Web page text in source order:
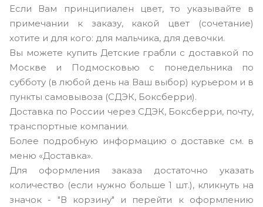
Если Вам принципиален цвет, то указывайте в
примечании к заказу, какой цвет (сочетание)
хотите и для кого: для мальчика, для девочки.
Вы можете купить Детские грабли с доставкой по
Москве и Подмосковью с понедельника по
субботу (в любой день на Ваш выбор) курьером и в
пункты самовывоза (СДЭК, Боксберри).
Доставка по России через СДЭК, Боксберри, почту,
транспортные компании.
Более подробную информацию о доставке см. в
меню «Доставка».
Для оформления заказа достаточно указать
количество (если нужно больше 1 шт.), кликнуть на
значок - "В корзину" и перейти к оформлению